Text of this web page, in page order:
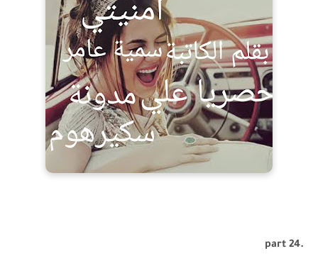
.part 24